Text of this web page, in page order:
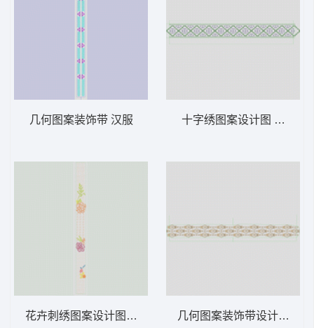
几何图案装饰带 汉服
花卉刺绣图案设计图 汉服
十字绣图案设计图 汉服
几何图案装饰带设计图 汉服